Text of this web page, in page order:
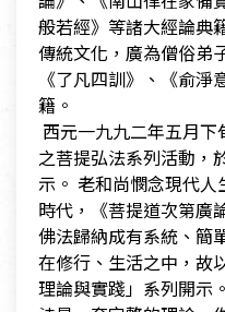
般若經》等諸大經論典
傳統文化，廣為僧俗弟
《了凡四訓》、《俞
籍。
西元一九九二年五月
之菩提弘法系列活動，
示。 老和尚憫念現代
時代，《菩提道次第廣
佛法歸納成有系統、簡
在修行、生活之中，故
理論與實踐」系列開示